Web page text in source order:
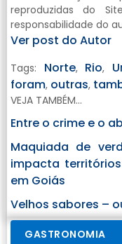
reproduzidas do
responsabilidade do
Ver post do Autor
Tags: Norte, Rio,
foram, outras,
VEJA TAMBÉM...
Entre o crime e o
Maquiada de
impacta
em Goiás
Velhos sabores –
GASTRONOMIA